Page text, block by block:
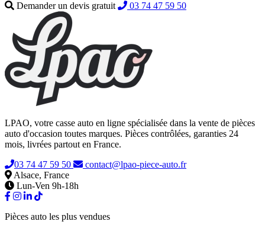
Demander un devis gratuit
03 74 47 59 50
LPAO, votre casse auto en ligne spécialisée dans la vente de pièces
auto d'occasion toutes marques. Pièces contrôlées, garanties 24
mois, livrées partout en France.
03 74 47 59 50
contact@lpao-piece-auto.fr
Alsace, France
Lun-Ven 9h-18h
Pièces auto les plus vendues